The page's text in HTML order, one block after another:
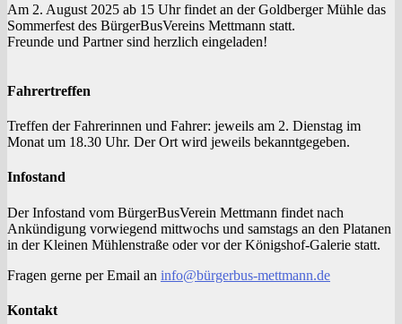
Am 2. August 2025 ab 15 Uhr findet an der Goldberger Mühle das
Sommerfest des BürgerBusVereins Mettmann statt.
Freunde und Partner sind herzlich eingeladen!
Fahrertreffen
Treffen der Fahrerinnen und Fahrer: jeweils am 2. Dienstag im
Monat um 18.30 Uhr. Der Ort wird jeweils bekanntgegeben.
Infostand
Der Infostand vom BürgerBusVerein Mettmann findet nach
Ankündigung vorwiegend mittwochs und samstags an den Platanen
in der Kleinen Mühlenstraße oder vor der Königshof-Galerie statt.
Fragen gerne per Email an info@bürgerbus-mettmann.de
Kontakt